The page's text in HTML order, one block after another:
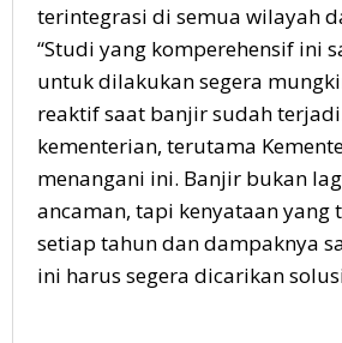
terintegrasi di semua wilayah
“Studi yang komperehensif ini
untuk dilakukan segera
reaktif saat banjir sudah
kementerian, terutama
menangani ini. Banjir bukan
ancaman, tapi kenyataan yang
setiap tahun dan dampaknya
ini harus segera dicarikan